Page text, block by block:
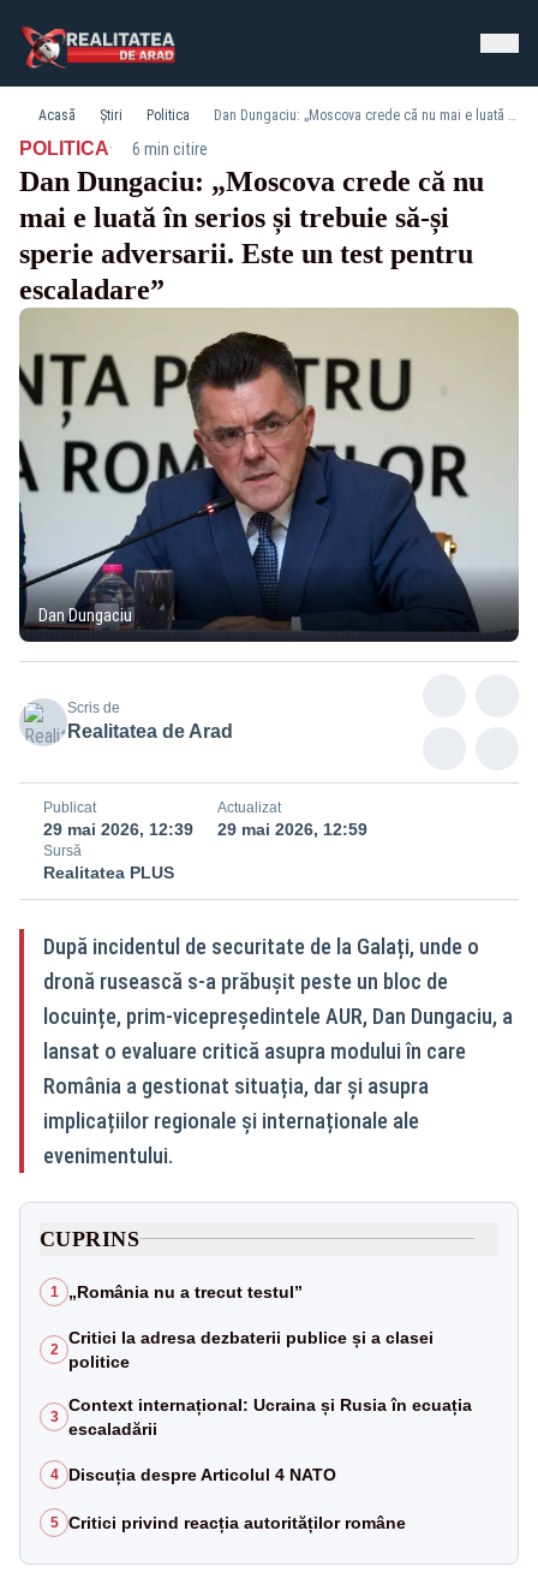
Acasă Știri Politica Dan Dungaciu: „Moscova crede că nu mai e luată în serios și trebuie să-și sperie adversarii. Este un test pentru escaladare”
POLITICA· 6 min citire
Dan Dungaciu: „Moscova crede că nu
mai e luată în serios și trebuie să-și
sperie adversarii. Este un test pentru
escaladare”
Dan Dungaciu
Scris de
Realitatea de Arad
Publicat
29 mai 2026, 12:39
Actualizat
29 mai 2026, 12:59
Sursă
Realitatea PLUS
După incidentul de securitate de la Galați, unde o
dronă rusească s-a prăbușit peste un bloc de
locuințe, prim-vicepreședintele AUR, Dan Dungaciu, a
lansat o evaluare critică asupra modului în care
România a gestionat situația, dar și asupra
implicațiilor regionale și internaționale ale
evenimentului.
CUPRINS
1 „România nu a trecut testul”
2
Critici la adresa dezbaterii publice și a clasei
politice
3
Context internațional: Ucraina și Rusia în ecuația
escaladării
4 Discuția despre Articolul 4 NATO
5 Critici privind reacția autorităților române